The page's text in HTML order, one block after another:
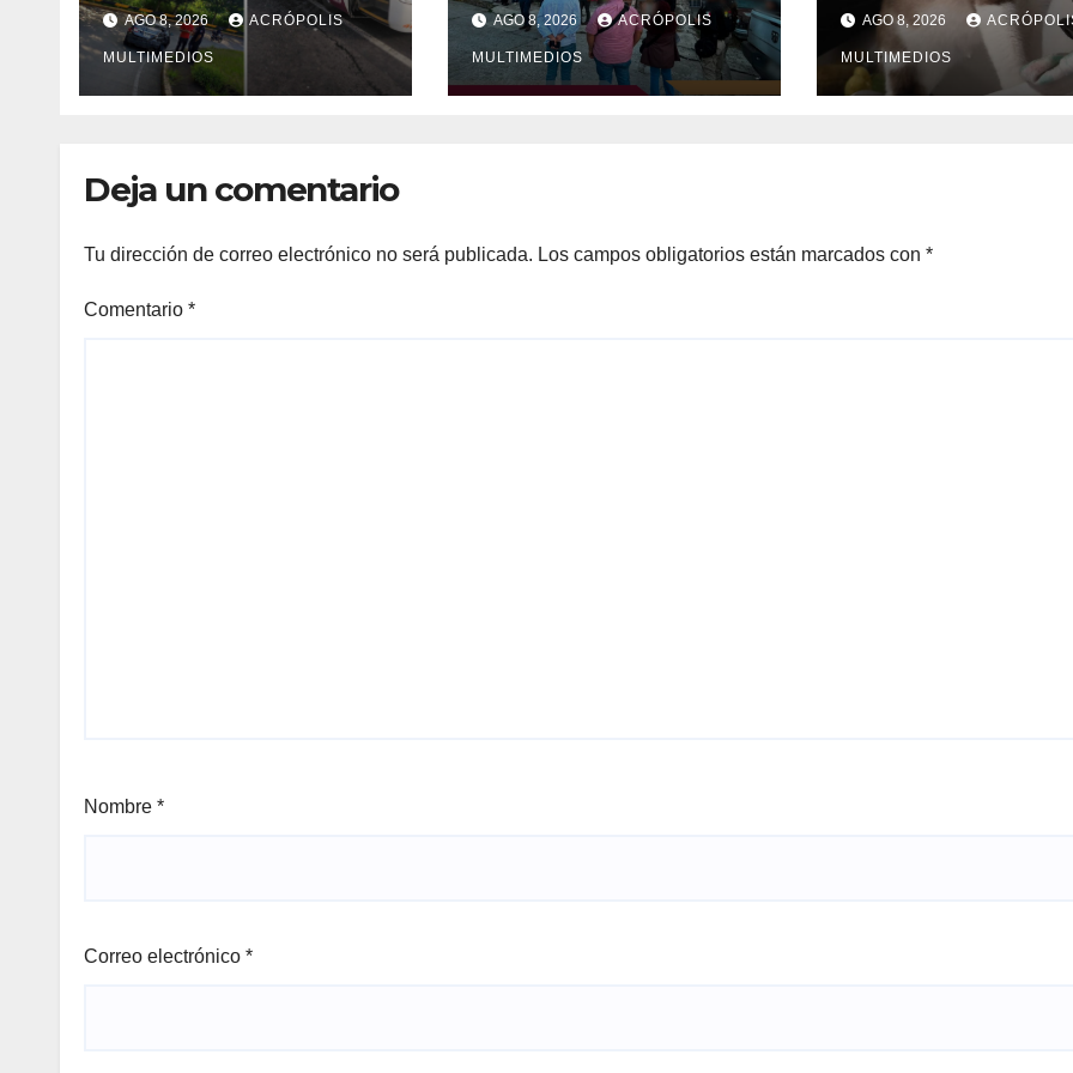
AGO 8, 2026 ACRÓPOLIS
MULTIMEDIOS
AGO 8, 2026 ACRÓPOLIS
MULTIMEDIOS
AGO 8, 2026
MULTIMEDIOS
Deja un comentario
Tu dirección de correo electrónico no será publicada. Los campos obligatorios están marcados con *
Comentario *
Nombre *
Correo electrónico *